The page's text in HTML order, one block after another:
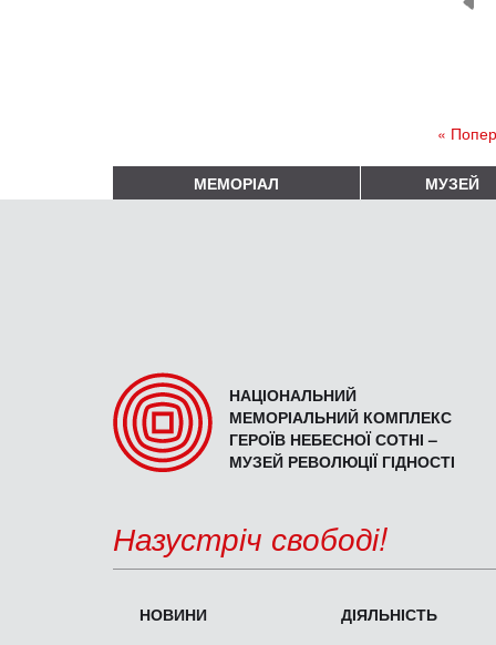
«
МЕМОРІАЛ МУЗЕЙ
НАЦІОНАЛЬНИЙ
МЕМОРІАЛЬНИЙ КОМПЛЕКС
ГЕРОЇВ НЕБЕСНОЇ СОТНІ –
МУЗЕЙ РЕВОЛЮЦІЇ ГІДНОСТІ
Назустріч свободі!
НОВИНИ
ДІЯЛЬНІСТЬ